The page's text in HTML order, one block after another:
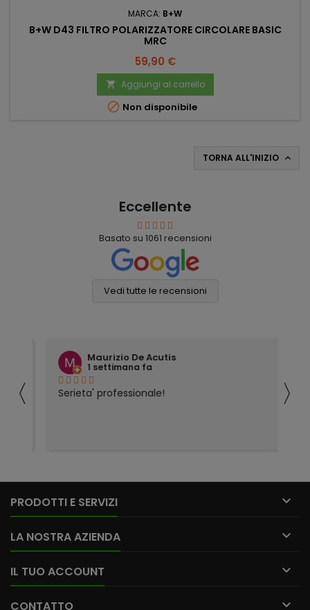
MARCA: B+W
B+W D43 FILTRO POLARIZZATORE CIRCOLARE BASIC
MRC
Prezzo
59,90 €
 Aggiungi al carrello
 Non disponibile
TORNA ALL'INIZIO 
Eccellente
Basato su 1061 recensioni
Vedi tutte le recensioni
〈
Maurizio De Acutis
1 settimana fa
Serieta' professionale! 〉
PRODOTTI E SERVIZI 
LA NOSTRA AZIENDA 
IL TUO ACCOUNT 
CONTATTO 